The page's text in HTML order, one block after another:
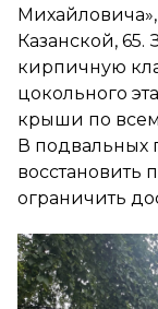
Казанской, 65.
кирпичную
цокольного
крыши по
В подвальных
восстановить
ограничить